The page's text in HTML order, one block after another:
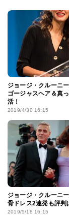
ジョージ・クルーニ
ゴージャスヘア＆真
活！
2019/4/30 16:15
ジョージ・クルーニ
骨ドレス2連発も評
2019/5/18 16:15